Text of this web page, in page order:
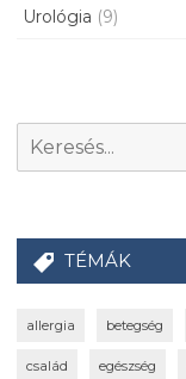
Urológia (9)
TÉMÁK
allergia betegség
család egészség